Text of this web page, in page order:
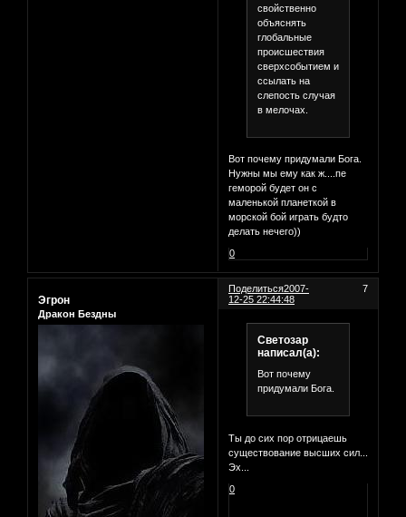
свойственно
объяснять
глобальные
происшествия
сверхсобытием и
ссылать на
слепость случая
в мелочах.
Вот почему придумали Бога.
Нужны мы ему как ж....пе
геморой будет он с
маленькой планеткой в
морской бой играть будто
делать нечего))
0
Поделиться 7
2007-
12-25 22:44:48
Эгрон
Дракон Бездны
Светозар
написал(а):
Вот почему
придумали Бога.
Ты до сих пор отрицаешь
существование высших сил...
Эх...
0